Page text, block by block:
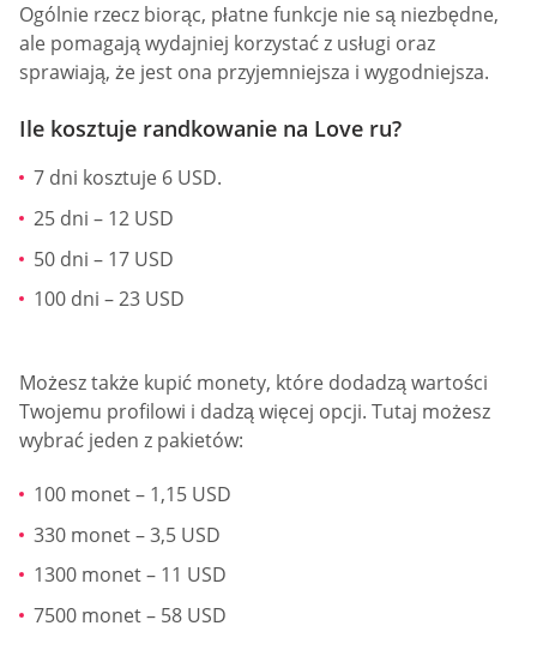
Ogólnie rzecz biorąc, płatne funkcje nie są niezbędne,
ale pomagają wydajniej korzystać z usługi oraz
sprawiają, że jest ona przyjemniejsza i wygodniejsza.
Ile kosztuje randkowanie na Love ru?
7 dni kosztuje 6 USD.
25 dni – 12 USD
50 dni – 17 USD
100 dni – 23 USD
Możesz także kupić monety, które dodadzą wartości
Twojemu profilowi i dadzą więcej opcji. Tutaj możesz
wybrać jeden z pakietów:
100 monet – 1,15 USD
330 monet – 3,5 USD
1300 monet – 11 USD
7500 monet – 58 USD